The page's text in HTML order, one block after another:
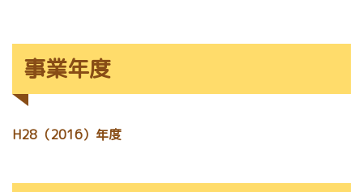
事業年度
H28（2016）年度